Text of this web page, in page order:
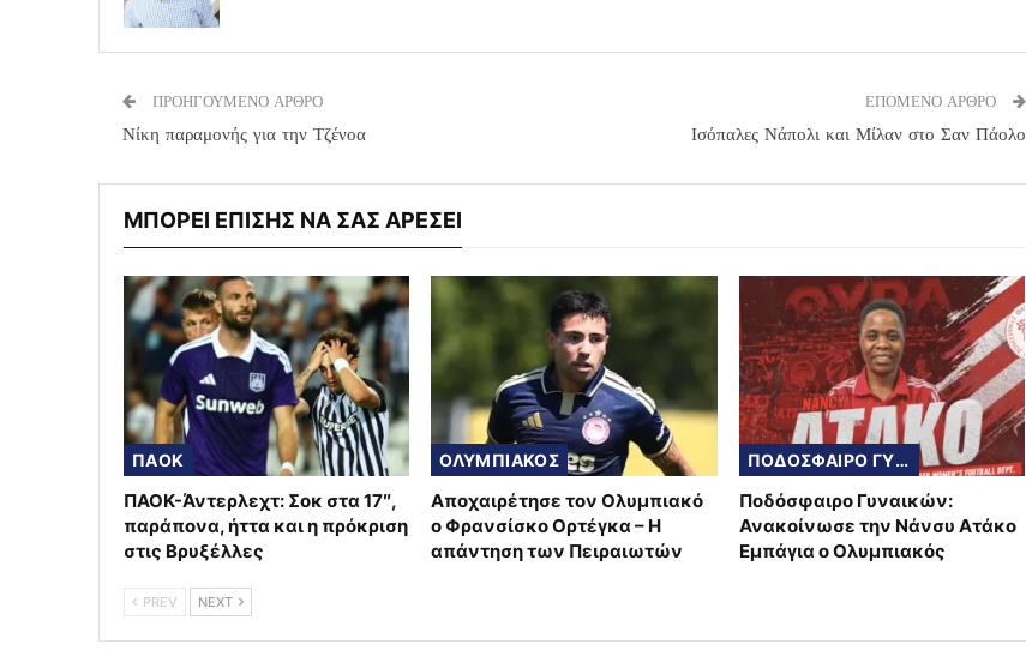
ΠΡΟΗΓΟΥΜΕΝΟ ΑΡΘΡΟ
Νίκη παραμονής για την Τζένοα
ΕΠΟΜΕΝΟ ΑΡΘΡΟ
Ισόπαλες Νάπολι και Μίλαν στο Σαν Πάολο
ΜΠΟΡΕΙ ΕΠΙΣΗΣ ΝΑ ΣΑΣ ΑΡΕΣΕΙ
ΠΑΟΚ
ΠΑΟΚ-Άντερλεχτ: Σοκ στα 17″,
παράπονα, ήττα και η πρόκριση
στις Βρυξέλλες
ΟΛΥΜΠΙΑΚΟΣ
Αποχαιρέτησε τον Ολυμπιακό
ο Φρανσίσκο Ορτέγκα – Η
απάντηση των Πειραιωτών
ΠΟΔΟΣΦΑΙΡΟ ΓΥΝΑΙΚΩΝ
Ποδόσφαιρο Γυναικών:
Ανακοίνωσε την Νάνσυ Ατάκο
Εμπάγια ο Ολυμπιακός
PREV NEXT